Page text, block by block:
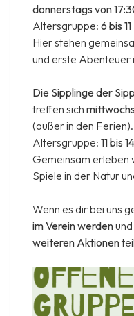
donnerstags von
Altersgruppe: 6 bis
Hier stehen
und erste Abenteuer
Die Sipplinge der
treffen sich
(außer in den Ferien).
Altersgruppe: 11 bis
Gemeinsam erleben
Spiele in der Natur
Wenn es dir bei uns
im Verein werden
weiteren Aktionen